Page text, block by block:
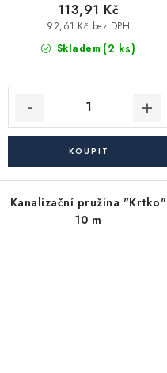
Skladem (2 ks)
92,61 Kč bez DPH
113,91 Kč
Kanalizační pružina "Krtko"
10 m